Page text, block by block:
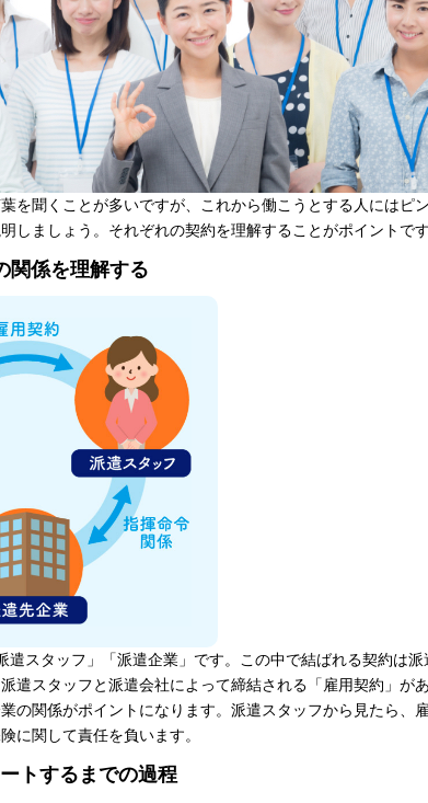
を聞くことが多いですが、これから働こうとする人にはピ
しましょう。それぞれの契約を理解することがポイントです
関係を理解する
遣スタッフ」「派遣企業」です。この中で結ばれる契約は
遣スタッフと派遣会社によって締結される「雇用契約」があ
の関係がポイントになります。派遣スタッフから見たら、
に関して責任を負います。
トするまでの過程